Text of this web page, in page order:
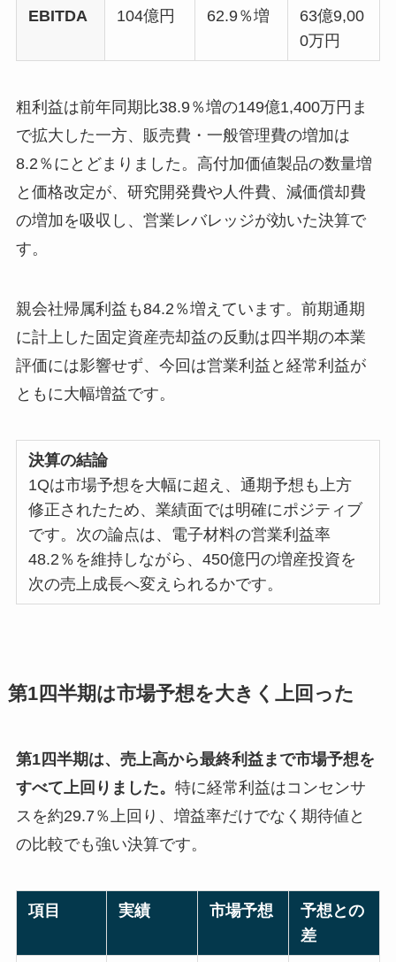
EBITDA 104億円 62.9％増
63億9,00
0万円
粗利益は前年同期比38.9％増の149億1,400万円ま
で拡大した一方、販売費・一般管理費の増加は
8.2％にとどまりました。高付加価値製品の数量増
と価格改定が、研究開発費や人件費、減価償却費
の増加を吸収し、営業レバレッジが効いた決算で
す。
親会社帰属利益も84.2％増えています。前期通期
に計上した固定資産売却益の反動は四半期の本業
評価には影響せず、今回は営業利益と経常利益が
ともに大幅増益です。
決算の結論
1Qは市場予想を大幅に超え、通期予想も上方
修正されたため、業績面では明確にポジティブ
です。次の論点は、電子材料の営業利益率
48.2％を維持しながら、450億円の増産投資を
次の売上成長へ変えられるかです。
第1四半期は市場予想を大きく上回った
第1四半期は、売上高から最終利益まで市場予想を
すべて上回りました。 特に経常利益はコンセンサ
スを約29.7％上回り、増益率だけでなく期待値と
の比較でも強い決算です。
項目 実績 市場予想
予想との
差